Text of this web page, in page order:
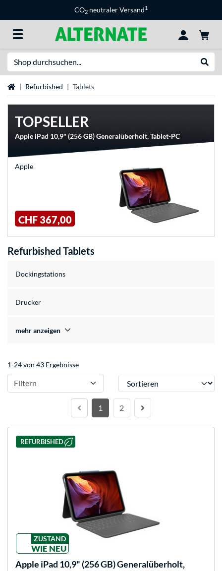
CO2 neutraler Versand1
StartseiteRefurbished Tablets
TOPSELLER
Apple iPad 10,9" (256 GB) Generalüberholt, Tablet-PC
Apple
CHF 367,00
Refurbished Tablets
Dockingstations
Drucker
mehr anzeigen
1-24 von 43 Ergebnisse
Filtern Sortieren
1 2
REFURBISHED
ZUSTAND
WIE NEU
Apple iPad 10,9" (256 GB) Generalüberholt,